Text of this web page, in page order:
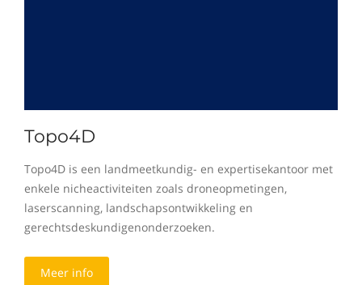
Topo4D
Topo4D is een landmeetkundig- en expertisekantoor met
enkele nicheactiviteiten zoals droneopmetingen,
laserscanning, landschapsontwikkeling en
gerechtsdeskundigenonderzoeken.
Meer info